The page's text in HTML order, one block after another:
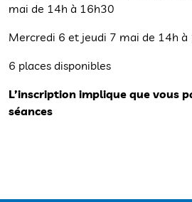
mai de 14h à 16h30
Mercredi 6 et jeudi 7 mai de 14h à
6 places disponibles
L’inscription implique que vous
séances